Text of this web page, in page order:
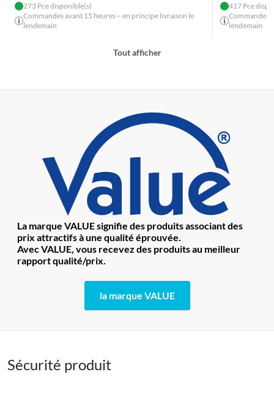
273 Pce disponible(s)
Commandes avant 15 heures – en principe livraison le
lendemain
417 Pce
Commandes
lendemain
Tout afficher
La marque VALUE signifie des produits associant des
prix attractifs à une qualité éprouvée.
Avec VALUE, vous recevez des produits au meilleur
rapport qualité/prix.
la marque VALUE
Sécurité produit